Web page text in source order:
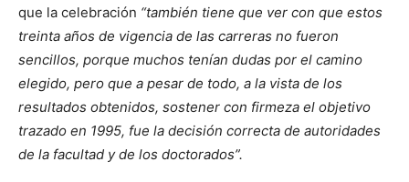
que la celebración “también tiene que ver con que estos
treinta años de vigencia de las carreras no fueron
sencillos, porque muchos tenían dudas por el camino
elegido, pero que a pesar de todo, a la vista de los
resultados obtenidos, sostener con firmeza el objetivo
trazado en 1995, fue la decisión correcta de autoridades
de la facultad y de los doctorados”.